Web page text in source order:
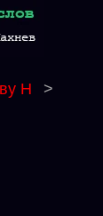
Н >